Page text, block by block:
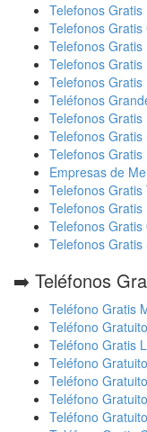
Telefonos
Telefonos Gratis
Telefonos
Telefonos
Telefonos Gratis
Teléfonos
Telefonos
Telefonos Gratis
Telefonos
Empresas de
Telefonos
Telefonos
Telefonos Gratis
Telefonos Gratis
➡️ Teléfonos
Teléfono Gratis
Teléfono
Teléfono Gratis
Teléfono
Teléfono
Teléfono
Teléfono